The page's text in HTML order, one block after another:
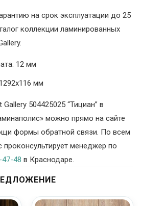
на срок эксплуатации до 25
коллекции ламинированных
12 мм
мм
504425025 “Тициан” в
можно прямо на сайте
формы обратной связи. По всем
проконсультирует менеджер по
48 в Краснодаре.